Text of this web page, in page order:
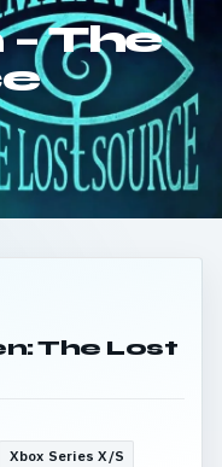
The
The Lost
Xbox Series X/S